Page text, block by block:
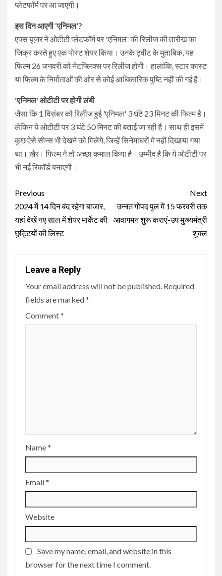
प्लेटफॉर्म पर आ जाएगी।
इस दिन आएगी 'एनिमल'?
एक्स यूजर ने ओटीटी प्लेटफॉर्म पर 'एनिमल' की रिलीज की तारीख का
जिक्र करते हुए एक पोस्ट शेयर किया। उनके ट्वीट के मुताबिक, यह
फिल्म 26 जनवरी को नेटफ्लिक्स पर रिलीज होगी। हालांकि, स्टार कास्ट
या फिल्म के निर्माताओं की ओर से कोई आधिकारिक पुष्टि नहीं की गई है।
'एनिमल' ओटीटी पर होगी लंबी
जैसा कि 1 दिसंबर को रिलीज हुई 'एनिमल' 3 घंटे 23 मिनट की फिल्म है।
लेकिन ये ओटीटी पर 3 घंटे 50 मिनट की बताई जा रही है। साथ ही इसमें
कुछ ऐसे सीन्स भी देखने को मिलेंगे, जिन्हें सिनेमाघरों में नहीं दिखाया गया
था। खैर। फिल्म ने तो अच्छा कमाल किया है। उम्मीद है कि ये ओटीटी पर
भी नई रिकॉर्ड बनाएगी।
Continue
Reading
Previous
2024 में 14 दिन बंद रहेगा बाजार,
यहां देखें नए साल में शेयर मार्केट की
छुट्टियों की लिस्ट
Next
उन्नत गोपद पुल में 15 फरवरी तक
आवागमन शुरू कराएं-उप मुख्यमंत्री
शुक्ल
Leave a Reply
Your email address will not be published. Required
fields are marked*
Comment*
Name*
Email*
Website
Save my name, email, and website in this
browser for the next time I comment.